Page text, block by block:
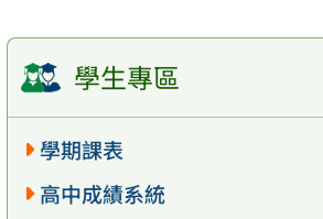
學生專區
學期課表
高中成績系統